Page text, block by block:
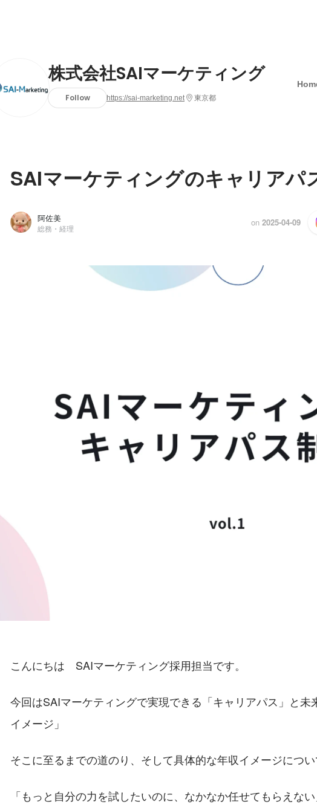
株式会社SAIマーケティング
Follow https://sai-marketing.net 東京都
SAIマーケティングのキャリアパ
阿佐美
総務・経理
on 2025-04-09
こんにちは　SAIマーケティング採用担当です。
今回はSAIマーケティングで実現できる「キャリアパス」と未
イメージ」
そこに至るまでの道のり、そして具体的な年収イメージについ
「もっと自分の力を試したいのに、なかなか任せてもらえない